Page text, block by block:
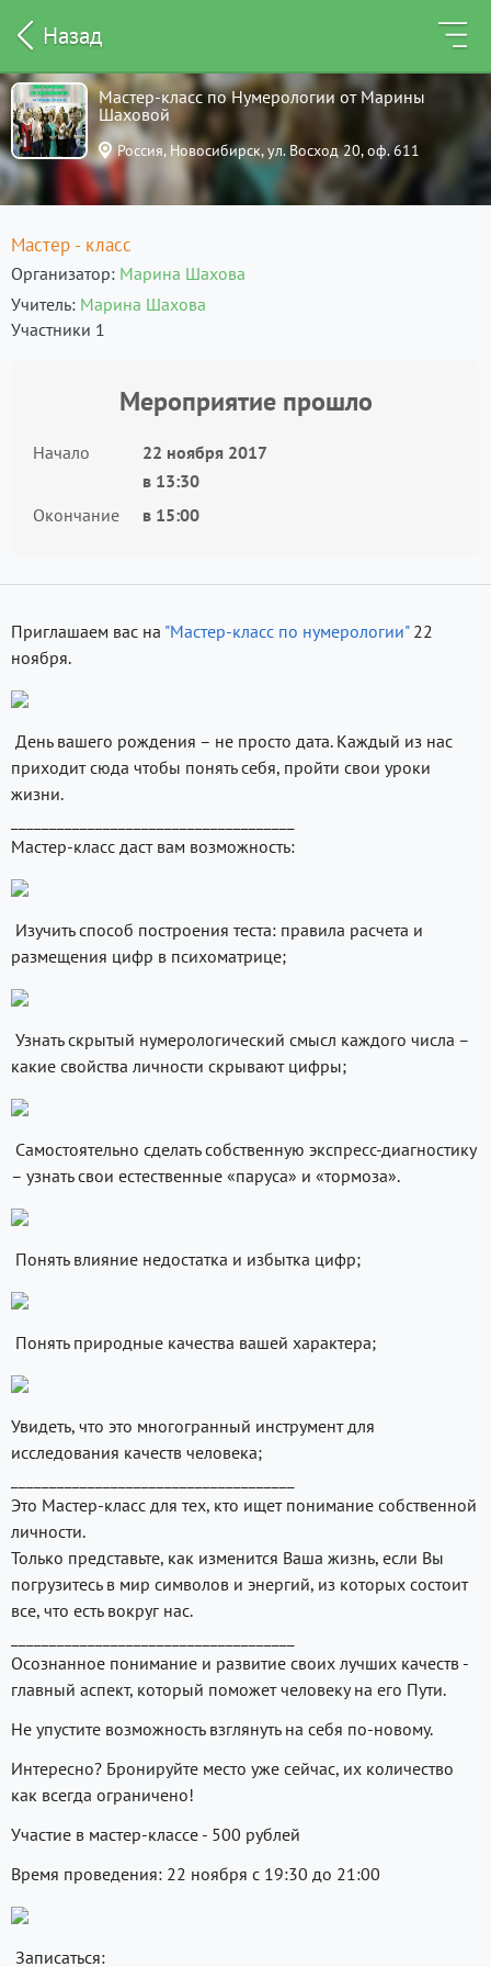
Назад
Мастер-класс по Нумерологии от Марины
Шаховой
Россия, Новосибирск, ул. Восход 20, оф. 611
Мастер - класс
Организатор Марина Шахова
Учитель Марина Шахова
Участники 1
Мероприятие прошло
Начало
22 ноября 2017
в 13:30
Окончание
в 15:00
Приглашаем вас на "Мастер-класс по нумерологии"22
ноября.
День вашего рождения – не просто дата. Каждый из нас
приходит сюда чтобы понять себя, пройти свои уроки
жизни.
Мастер-класс даст вам возможность:
Изучить способ построения теста: правила расчета и
размещения цифр в психоматрице;
Узнать скрытый нумерологический смысл каждого числа –
какие свойства личности скрывают цифры;
Самостоятельно сделать собственную экспресс-диагностику
– узнать свои естественные «паруса» и «тормоза».
Понять влияние недостатка и избытка цифр;
Понять природные качества вашей характера;
Увидеть, что это многогранный инструмент для
исследования качеств человека;
Это Мастер-класс для тех, кто ищет понимание собственной
личности.
Только представьте, как изменится Ваша жизнь, если Вы
погрузитесь в мир символов и энергий, из которых состоит
все, что есть вокруг нас.
Осознанное понимание и развитие своих лучших качеств -
главный аспект, который поможет человеку на его Пути.
Не упустите возможность взглянуть на себя по-новому.
Интересно? Бронируйте место уже сейчас, их количество
как всегда ограничено!
Участие в мастер-классе - 500 рублей
Время проведения: 22 ноября с 19:30 до 21:00
Записаться: